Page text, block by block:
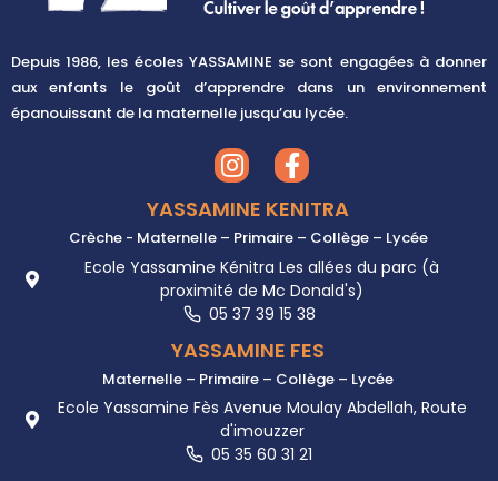
Depuis1986, les écoles YASSAMINE se sont engagées à donner
aux enfants le goût d’apprendre dans un environnement
épanouissant de la maternelle jusqu’au lycée.
YASSAMINE KENITRA
Crèche - Maternelle – Primaire – Collège – Lycée
Ecole Yassamine Kénitra Les allées du parc (à
proximité de Mc Donald's)
05 37 39 15 38
YASSAMINE FES
Maternelle – Primaire – Collège – Lycée
Ecole Yassamine Fès Avenue Moulay Abdellah, Route
d'imouzzer
05 35 60 31 21